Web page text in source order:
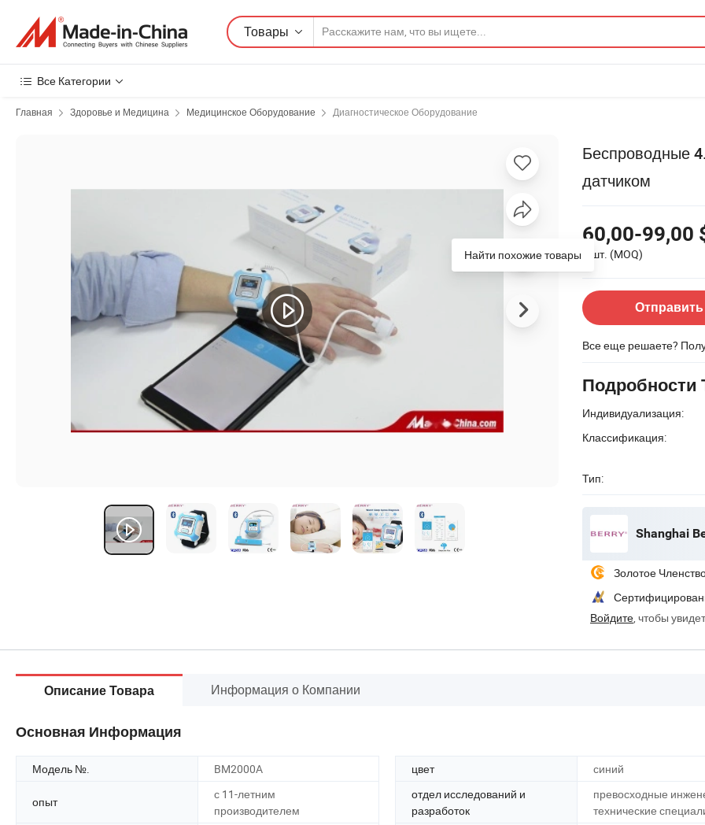
Товары
Все Категории
Главная Здоровье и Медицина Медицинское Оборудование Диагностическое Оборудование
Беспроводные
датчиком
60,00-99,00
1 шт. (MOQ)
Все еще решаете?
Подробности
Индивидуализация:
Классификация:
Тип:
Shanghai
Золотое
Войдите, чтобы
Найти похожие товары
Описание Товара Информация о Компании
Основная Информация
Модель №. BM2000A цвет синий
опыт
с 11-летним
производителем
отдел исследований и
разработок
превосходные
технические